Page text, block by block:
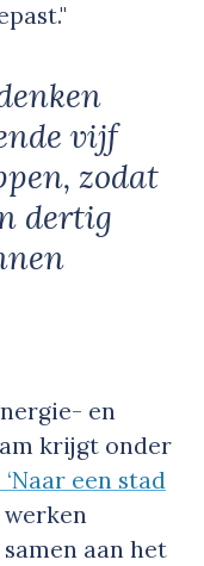
vijf
zodat
dertig
en
krijgt onder
een stad
aan het